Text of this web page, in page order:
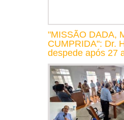
"MISSÃO DADA,
CUMPRIDA": Dr.
despede após 27